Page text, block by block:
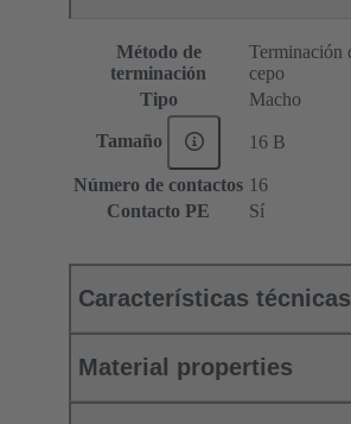
Método de
terminación
Terminación
cepo
Tipo
Macho
Tamaño 16 B
Número de contactos 16
Contacto PE
Sí
Características técnicas
Material properties